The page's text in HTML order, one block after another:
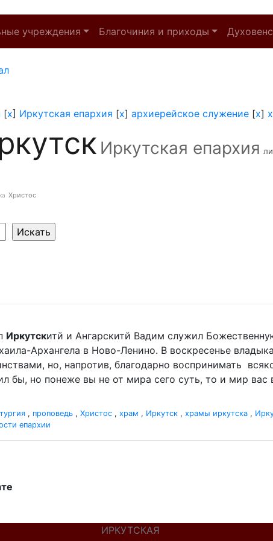
учреждения Благочиния и приходы
[x] Иркутская епархия [x] архиерейское служение [x]
Иркутская епархия
Христос
Иркутскитй и Ангарскитй Вадим служил
Архангела в Ново-Ленино. В воскресенье
но, напротив, благодарно воспринимать
но понеже вы не от мира сего суть, то и мир вас
, проповедь , Христос , храм , Иркутск , храмы иркутска ,
епархии
ИРКУТСКАЯ